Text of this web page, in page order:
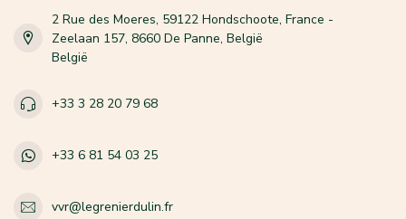
2 Rue des Moeres, 59122 Hondschoote, France -
Zeelaan 157, 8660 De Panne, België
België
+33 3 28 20 79 68
+33 6 81 54 03 25
vvr@legrenierdulin.fr